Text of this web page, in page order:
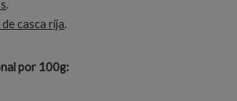
.
casca rija.
por 100g: